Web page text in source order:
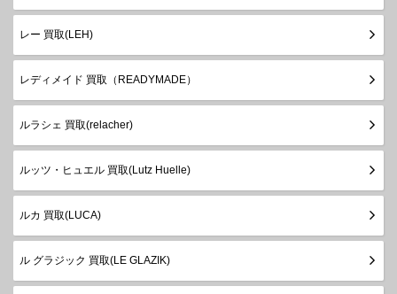
レー 買取(LEH)
レディメイド 買取（READYMADE）
ルラシェ 買取(relacher)
ルッツ・ヒュエル 買取(Lutz Huelle)
ルカ 買取(LUCA)
ル グラジック 買取(LE GLAZIK)